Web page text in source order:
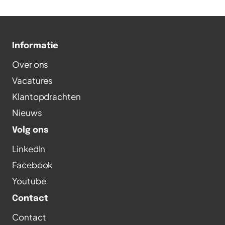
Informatie
Over ons
Vacatures
Klantopdrachten
Nieuws
Volg ons
LinkedIn
Facebook
Youtube
Contact
Contact